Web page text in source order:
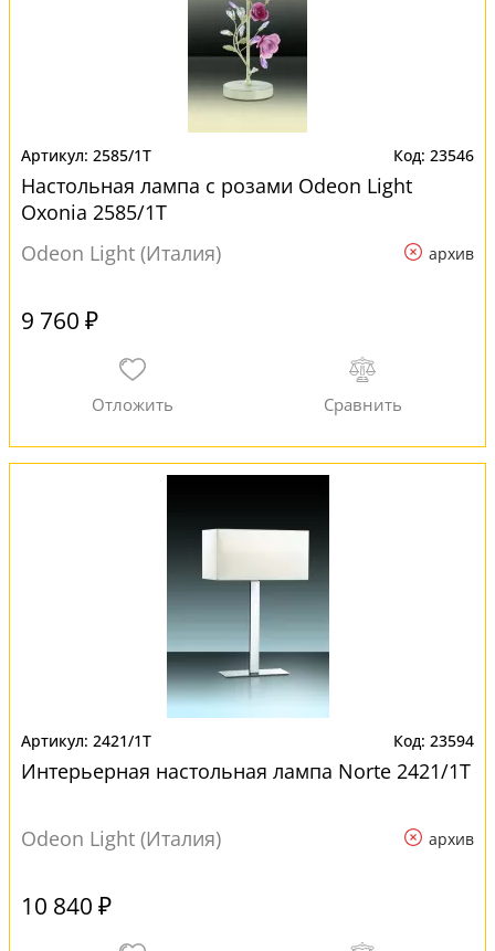
2585/1T 23546
Настольная лампа с розами Odeon Light
Oxonia 2585/1T
Odeon Light (Италия)
архив
9 760 ₽
2421/1T 23594
Интерьерная настольная лампа Norte 2421/1T
Odeon Light (Италия) архив
10 840 ₽